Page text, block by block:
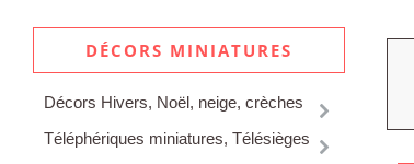
DÉCORS MINIATURES
Décors Hivers, Noël, neige, crèches
Téléphériques miniatures, Télésièges